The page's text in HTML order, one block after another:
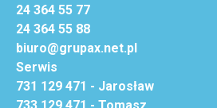
24 364 55 77
24 364 55 88
biuro@grupax.net.pl
Serwis
731 129 471 - Jarosław